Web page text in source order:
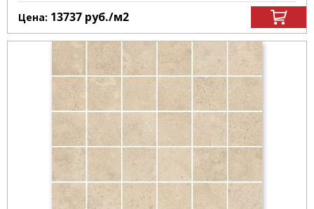
Цена: 13737 руб./м2